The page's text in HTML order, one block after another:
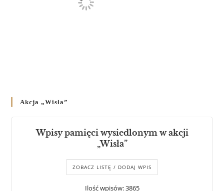
Akcja „Wisła”
Wpisy pamięci wysiedlonym w akcji
„Wisła”
ZOBACZ LISTĘ / DODAJ WPIS
Ilość wpisów: 3865